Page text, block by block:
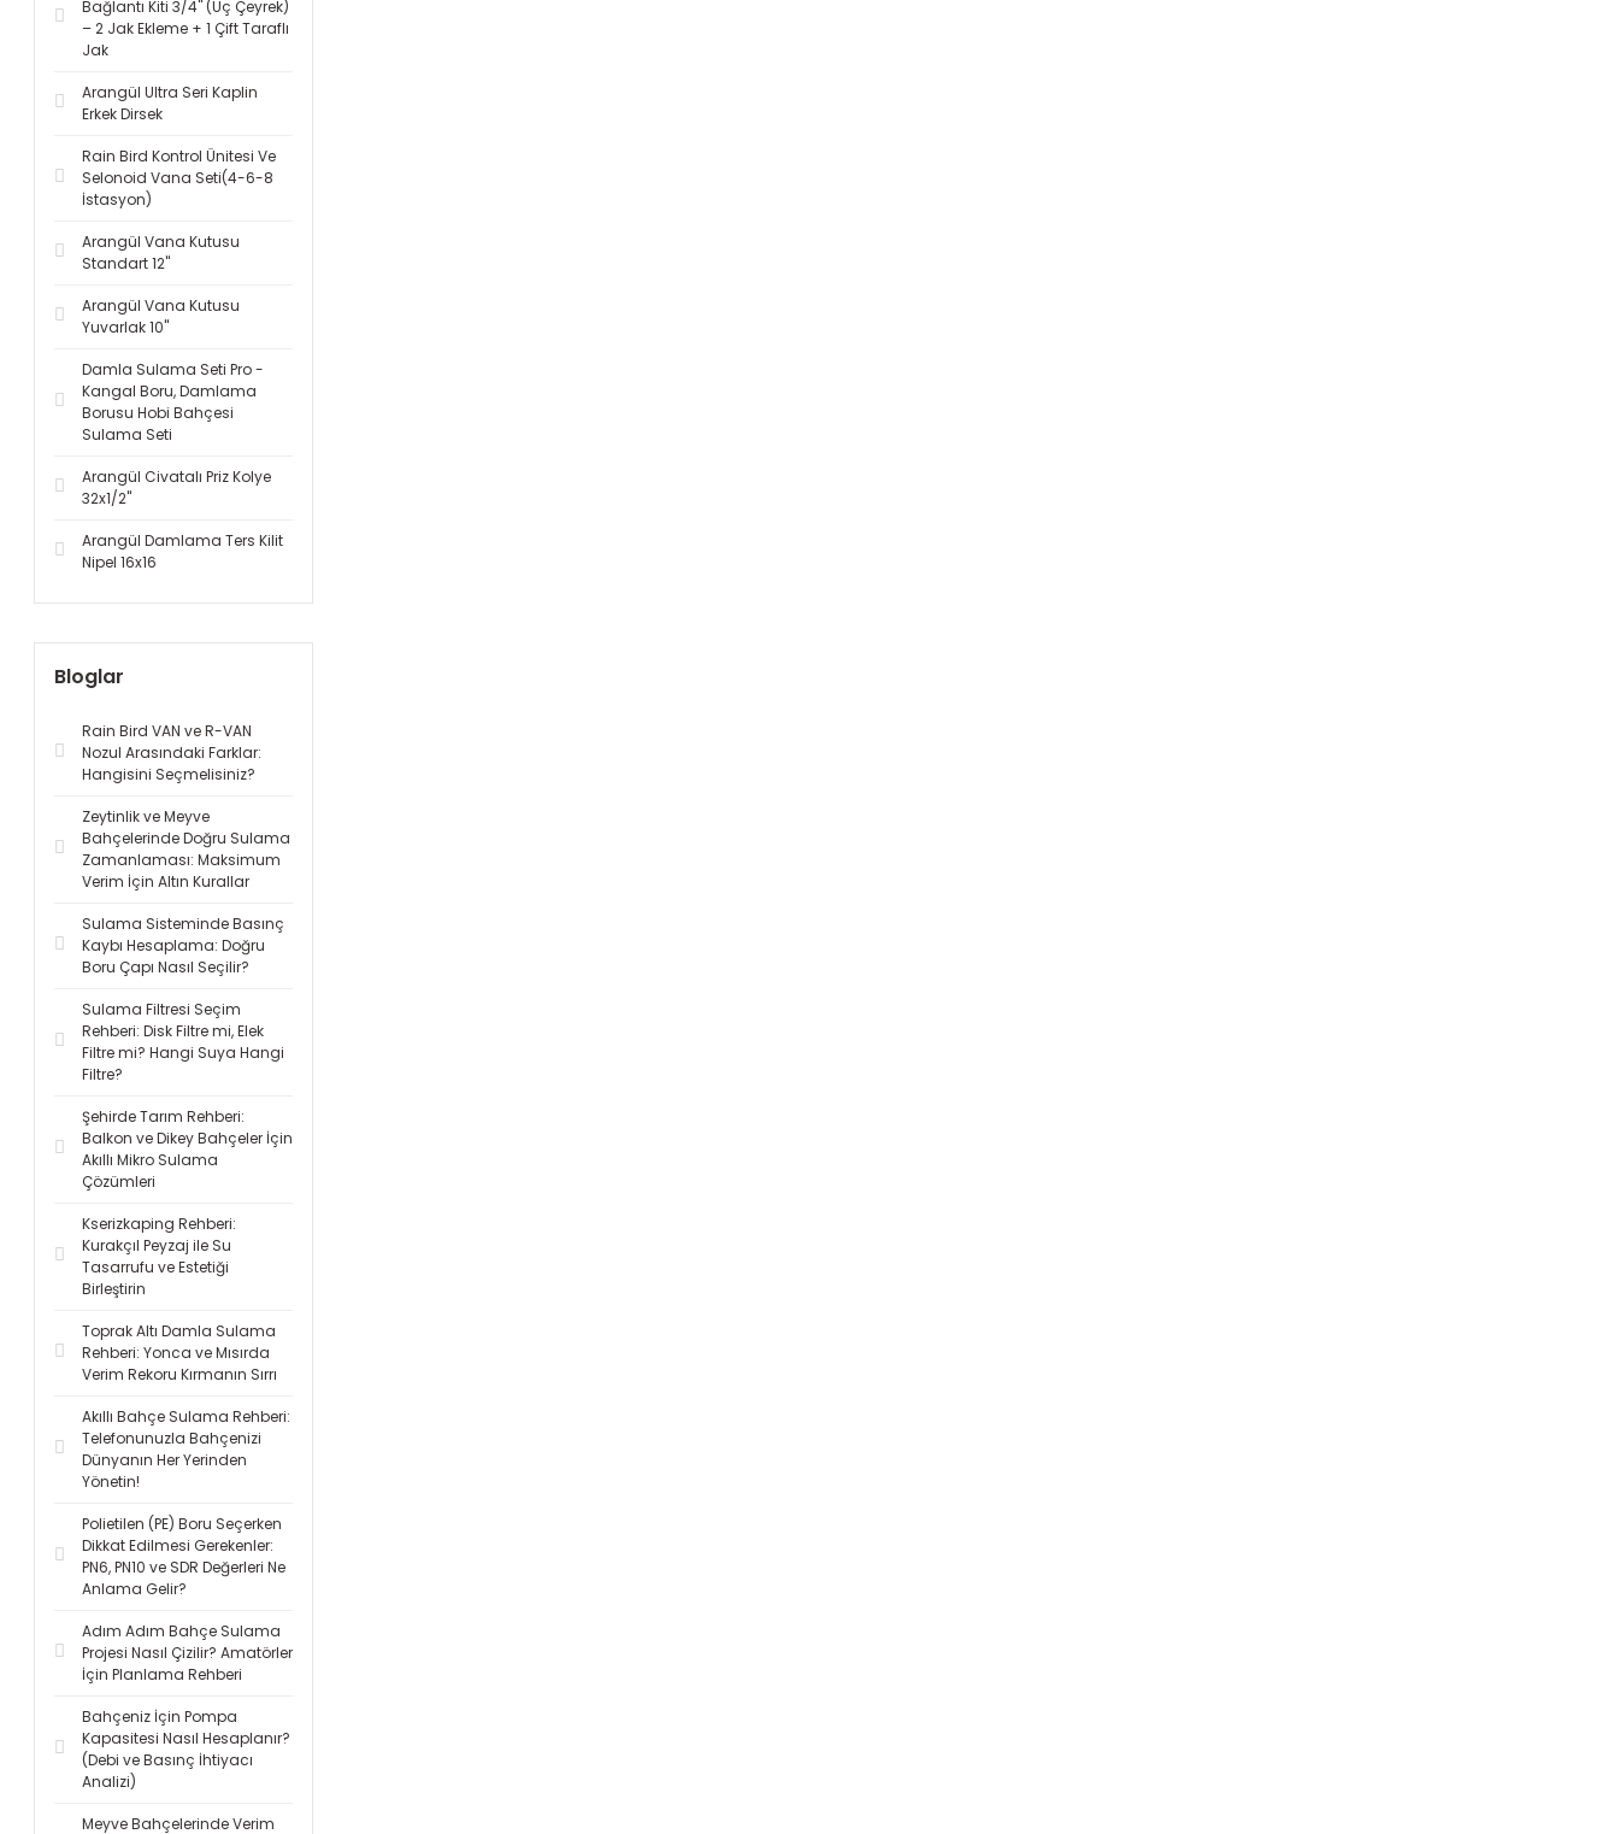
Bağlantı Kiti 3/4'' (Üç Çeyrek)
– 2 Jak Ekleme + 1 Çift Taraflı
Jak
Arangül Ultra Seri Kaplin
Erkek Dirsek
Rain Bird Kontrol Ünitesi Ve
Selonoid Vana Seti(4-6-8
İstasyon)
Arangül Vana Kutusu
Standart 12''
Arangül Vana Kutusu
Yuvarlak 10''
Damla Sulama Seti Pro -
Kangal Boru, Damlama
Borusu Hobi Bahçesi
Sulama Seti
Arangül Civatalı Priz Kolye
32x1/2''
Arangül Damlama Ters Kilit
Nipel 16x16
Bloglar
Rain Bird VAN ve R-VAN
Nozul Arasındaki Farklar:
Hangisini Seçmelisiniz?
Zeytinlik ve Meyve
Bahçelerinde Doğru Sulama
Zamanlaması: Maksimum
Verim İçin Altın Kurallar
Sulama Sisteminde Basınç
Kaybı Hesaplama: Doğru
Boru Çapı Nasıl Seçilir?
Sulama Filtresi Seçim
Rehberi: Disk Filtre mi, Elek
Filtre mi? Hangi Suya Hangi
Filtre?
Şehirde Tarım Rehberi:
Balkon ve Dikey Bahçeler İçin
Akıllı Mikro Sulama
Çözümleri
Kserizkaping Rehberi:
Kurakçıl Peyzaj ile Su
Tasarrufu ve Estetiği
Birleştirin
Toprak Altı Damla Sulama
Rehberi: Yonca ve Mısırda
Verim Rekoru Kırmanın Sırrı
Akıllı Bahçe Sulama Rehberi:
Telefonunuzla Bahçenizi
Dünyanın Her Yerinden
Yönetin!
Polietilen (PE) Boru Seçerken
Dikkat Edilmesi Gerekenler:
PN6, PN10 ve SDR Değerleri Ne
Anlama Gelir?
Adım Adım Bahçe Sulama
Projesi Nasıl Çizilir? Amatörler
İçin Planlama Rehberi
Bahçeniz İçin Pompa
Kapasitesi Nasıl Hesaplanır?
(Debi ve Basınç İhtiyacı
Analizi)
Meyve Bahçelerinde Verim